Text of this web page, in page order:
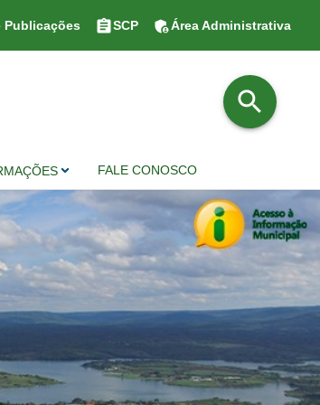
Publicações SCP Área Administrativa
FALE CONOSCO